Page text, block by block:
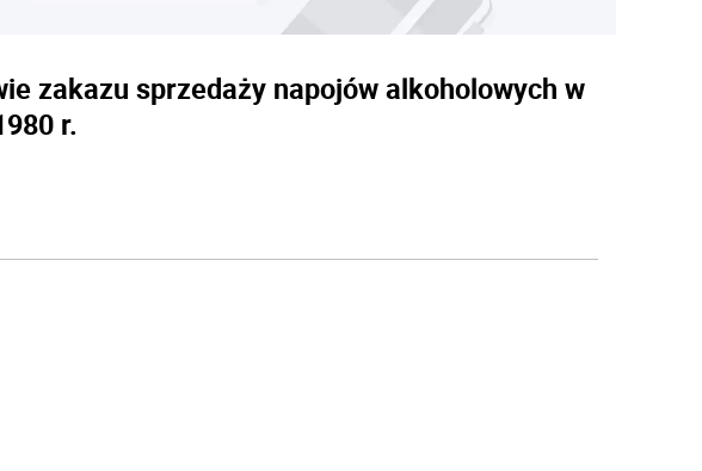
zakazu sprzedaży napojów alkoholowych w
r.